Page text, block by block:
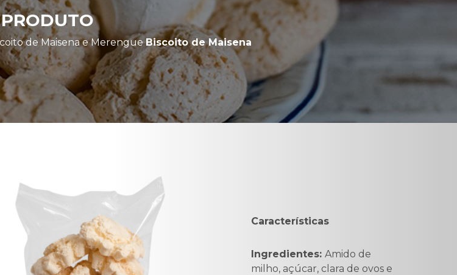
PRODUTO
de Maisena e Merengue Biscoito de Maisena
Características
Ingredientes: Amido de
milho, açúcar, clara de ovos e